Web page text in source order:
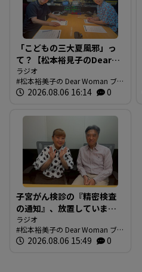
「こどもの三大夏風邪」っ
て？【松本裕見子のDear
Woman】
ラジオ
松本裕美子の Dear Woman ブロ
グ 2026.08.06 16:14 0
子宮がん検診の『精密検査
の通知』、放置していませ
んか？【松本裕見子のDear
Woman】
ラジオ
松本裕美子の Dear Woman ブロ
グ 2026.08.06 15:49 0